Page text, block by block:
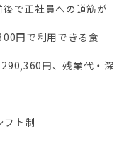
で正社員への道筋が
円で利用できる食
円、残業代・深
フト制